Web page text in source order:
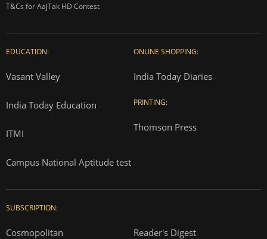
T&Cs for AajTak HD Contest
EDUCATION:
Vasant Valley
India Today Education
ITMI
Campus National Aptitude test
ONLINE SHOPPING:
India Today Diaries
PRINTING:
Thomson Press
SUBSCRIPTION:
Cosmopolitan Reader's Digest